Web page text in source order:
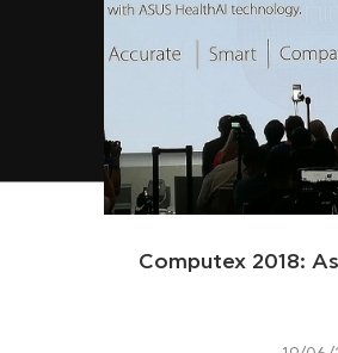
Computex 2018: